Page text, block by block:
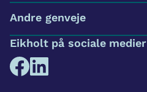
Andre genveje
Eikholt på sociale medier